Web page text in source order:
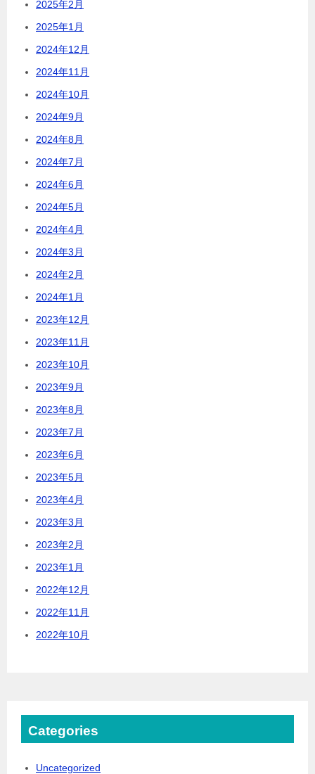
2025年2月
2025年1月
2024年12月
2024年11月
2024年10月
2024年9月
2024年8月
2024年7月
2024年6月
2024年5月
2024年4月
2024年3月
2024年2月
2024年1月
2023年12月
2023年11月
2023年10月
2023年9月
2023年8月
2023年7月
2023年6月
2023年5月
2023年4月
2023年3月
2023年2月
2023年1月
2022年12月
2022年11月
2022年10月
Categories
Uncategorized